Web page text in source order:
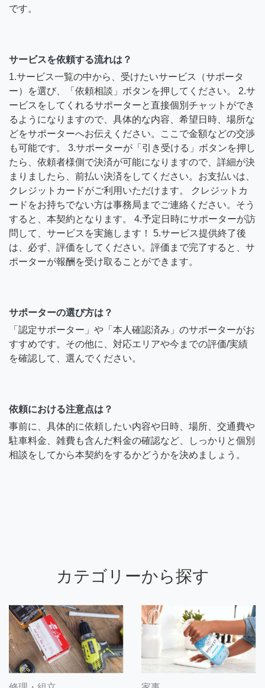
です。
サービスを依頼する流れは？
1.サービス一覧の中から、受けたいサービス（サポータ
ー）を選び、「依頼相談」ボタンを押してください。 2.サ
ービスをしてくれるサポーターと直接個別チャットができ
るようになりますので、具体的な内容、希望日時、場所な
どをサポーターへお伝えください。ここで金額などの交渉
も可能です。 3.サポーターが「引き受ける」ボタンを押し
たら、依頼者様側で決済が可能になりますので、詳細が決
まりましたら、前払い決済をしてください。お支払いは、
クレジットカードがご利用いただけます。 クレジットカ
ードをお持ちでない方は事務局までご連絡ください。そう
すると、本契約となります。 4.予定日時にサポーターが訪
問して、サービスを実施します！ 5.サービス提供終了後
は、必ず、評価をしてください。評価まで完了すると、サ
ポーターが報酬を受け取ることができます。
サポーターの選び方は？
「認定サポーター」や「本人確認済み」のサポーターがお
すすめです。その他に、対応エリアや今までの評価/実績
を確認して、選んでください。
依頼における注意点は？
事前に、具体的に依頼したい内容や日時、場所、交通費や
駐車料金、雑費も含んだ料金の確認など、しっかりと個別
相談をしてから本契約をするかどうかを決めましょう。
カテゴリーから探す